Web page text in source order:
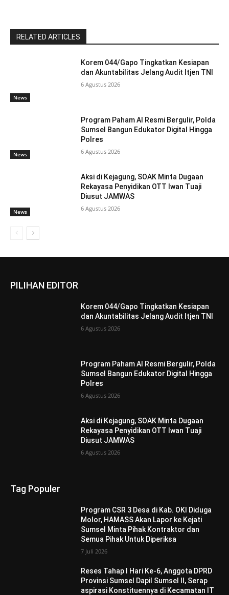
RELATED ARTICLES
News
Korem 044/Gapo Tingkatkan Kesiapan
dan Akuntabilitas Jelang Audit Itjen TNI
6 Agustus 2026
News
Program Paham AI Resmi Bergulir, Polda
Sumsel Bangun Edukator Digital Hingga
Polres
6 Agustus 2026
News
Aksi di Kejagung, SOAK Minta Dugaan
Rekayasa Penyidikan OTT Iwan Tuaji
Diusut JAMWAS
6 Agustus 2026
PILIHAN EDITOR
Korem 044/Gapo Tingkatkan Kesiapan
dan Akuntabilitas Jelang Audit Itjen TNI
6 Agustus 2026
Program Paham AI Resmi Bergulir, Polda
Sumsel Bangun Edukator Digital Hingga
Polres
6 Agustus 2026
Aksi di Kejagung, SOAK Minta Dugaan
Rekayasa Penyidikan OTT Iwan Tuaji
Diusut JAMWAS
6 Agustus 2026
Tag Populer
Program CSR 3 Desa di Kab. OKI Diduga
Molor, HAMASS Akan Lapor ke Kejati
Sumsel Minta Pihak Kontraktor dan
Semua Pihak Untuk Diperiksa
7 Juli 2026
Reses Tahap I Hari Ke-6, Anggota DPRD
Provinsi Sumsel Dapil Sumsel II, Serap
aspirasi Konstituennya di Kecamatan IT